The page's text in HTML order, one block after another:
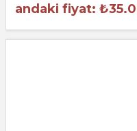
andaki fiyat: